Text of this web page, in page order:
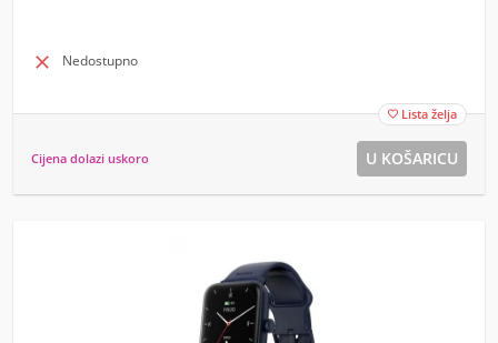
 Nedostupno
 Lista želja
Cijena dolazi uskoro